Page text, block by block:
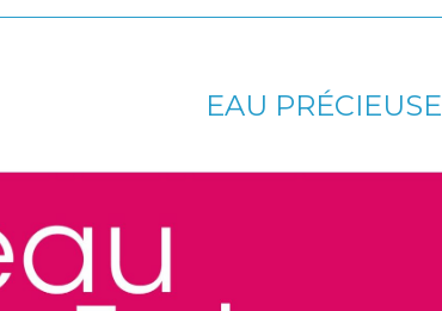
EAU PRÉCIEUSE